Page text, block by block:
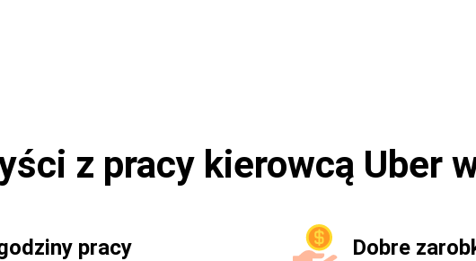
z pracy kierowcą Uber
pracy Dobre